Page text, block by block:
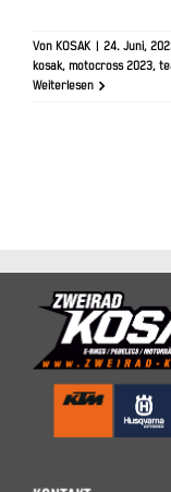
Von KOSAK 24. Juni,
kosak, motocross 2023,
Weiterlesen